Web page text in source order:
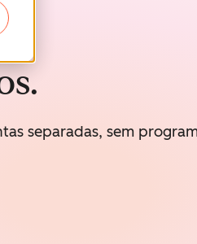
separadas, sem